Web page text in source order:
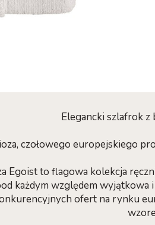
Elegancki szlafrok z
czołowego europejskiego
Egoist to flagowa kolekcja
każdym względem
ofert na rynku